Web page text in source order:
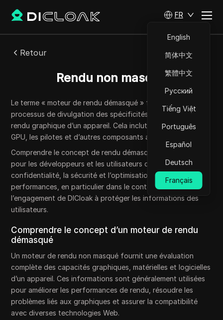
FR
English
简体中文
繁體中文
Русский
Tiếng Việt
Português
Español
Deutsch
Français
Retour
Rendu non masqué
Le terme « moteur de rendu démasqué » fait référence au
processus de divulgation des spécificités des capacités de
rendu graphique d’un appareil. Cela inclut des détails sur le
GPU, les pilotes et d’autres composants associés.
Comprendre le concept de rendu démasqué est essentiel
pour les développeurs et les utilisateurs qui privilégient la
confidentialité, la sécurité et l’optimisation des
performances, en particulier dans le contexte de
l’engagement de DICloak à protéger les informations des
utilisateurs.
Comprendre le concept d’un moteur de rendu
démasqué
Un moteur de rendu non masqué fournit une évaluation
complète des capacités graphiques, matérielles et logicielles
d’un appareil. Ces informations sont généralement utilisées
pour améliorer les performances de rendu, résoudre les
problèmes liés aux graphiques et assurer la compatibilité
avec diverses technologies Web.